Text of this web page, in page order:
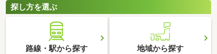
探し方を選ぶ
路線・駅から探す 地域から探す